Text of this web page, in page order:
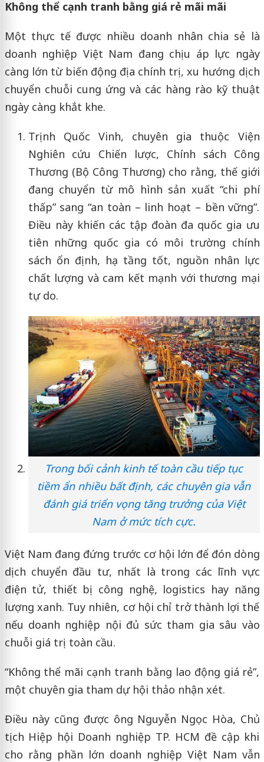
Không thể cạnh tranh bằng giá rẻ mãi mãi
Một thực tế được nhiều doanh nhân chia sẻ là
doanh nghiệp Việt Nam đang chịu áp lực ngày
càng lớn từ biến động địa chính trị, xu hướng dịch
chuyển chuỗi cung ứng và các hàng rào kỹ thuật
ngày càng khắt khe.
Trịnh Quốc Vinh, chuyên gia thuộc Viện
Nghiên cứu Chiến lược, Chính sách Công
Thương (Bộ Công Thương) cho rằng, thế giới
đang chuyển từ mô hình sản xuất “chi phí
thấp” sang “an toàn – linh hoạt – bền vững”.
Điều này khiến các tập đoàn đa quốc gia ưu
tiên những quốc gia có môi trường chính
sách ổn định, hạ tầng tốt, nguồn nhân lực
chất lượng và cam kết mạnh với thương mại
tự do.
Trong bối cảnh kinh tế toàn cầu tiếp tục
tiềm ẩn nhiều bất định, các chuyên gia vẫn
đánh giá triển vọng tăng trưởng của Việt
Nam ở mức tích cực.
Việt Nam đang đứng trước cơ hội lớn để đón dòng
dịch chuyển đầu tư, nhất là trong các lĩnh vực
điện tử, thiết bị công nghệ, logistics hay năng
lượng xanh. Tuy nhiên, cơ hội chỉ trở thành lợi thế
nếu doanh nghiệp nội đủ sức tham gia sâu vào
chuỗi giá trị toàn cầu.
“Không thể mãi cạnh tranh bằng lao động giá rẻ”,
một chuyên gia tham dự hội thảo nhận xét.
Điều này cũng được ông Nguyễn Ngọc Hòa, Chủ
tịch Hiệp hội Doanh nghiệp TP. HCM đề cập khi
cho rằng phần lớn doanh nghiệp Việt Nam vẫn